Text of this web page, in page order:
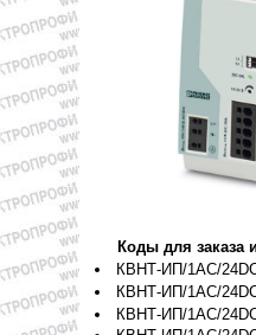
Коды для заказа
КВНТ-ИП/1AC/
КВНТ-ИП/1AC/
КВНТ-ИП/1AC/